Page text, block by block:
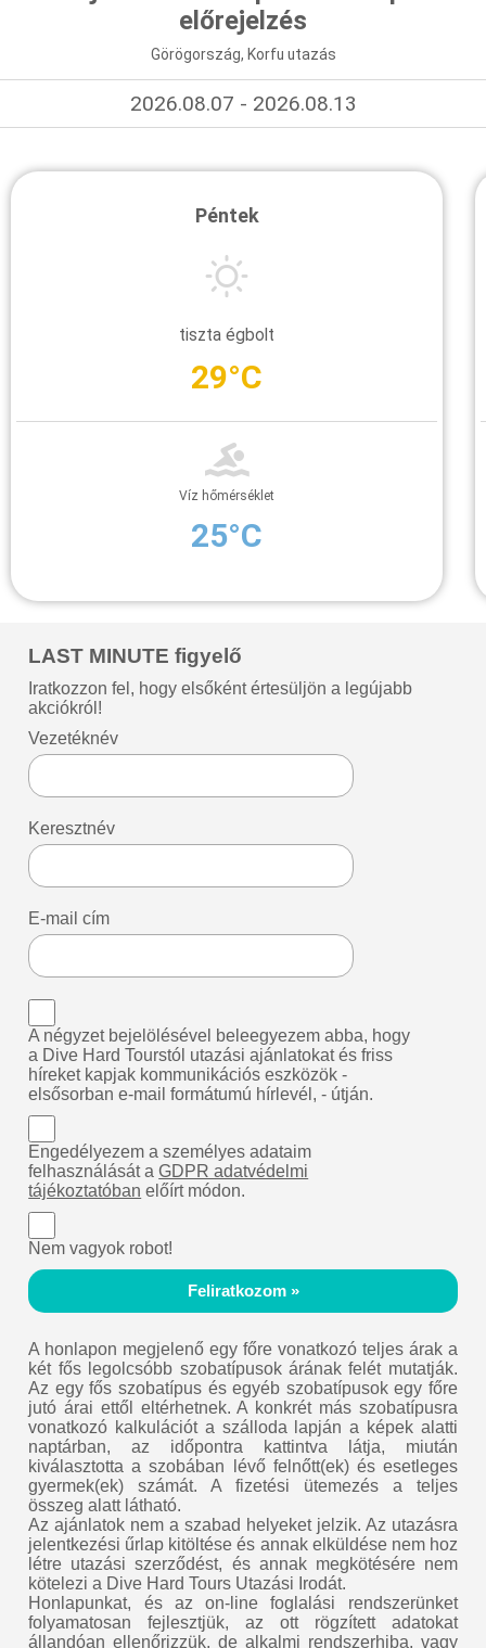
előrejelzés
Görögország, Korfu utazás
2026.08.07 - 2026.08.13
Péntek
tiszta égbolt
29°C
Víz hőmérséklet
25°C
LAST MINUTE figyelő
Iratkozzon fel, hogy elsőként értesüljön a legújabb
akciókról!
Vezetéknév
Keresztnév
E-mail cím
A négyzet bejelölésével beleegyezem abba, hogy
a Dive Hard Tourstól utazási ajánlatokat és friss
híreket kapjak kommunikációs eszközök -
elsősorban e-mail formátumú hírlevél, - útján.
Engedélyezem a személyes adataim
felhasználását aGDPR adatvédelmi
tájékoztatóban előírt módon.
Nem vagyok robot!
Feliratkozom »
A honlapon megjelenő egy főre vonatkozó teljes árak a
két fős legolcsóbb szobatípusok árának felét mutatják.
Az egy fős szobatípus és egyéb szobatípusok egy főre
jutó árai ettől eltérhetnek. A konkrét más szobatípusra
vonatkozó kalkulációt a szálloda lapján a képek alatti
naptárban, az időpontra kattintva látja, miután
kiválasztotta a szobában lévő felnőtt(ek) és esetleges
gyermek(ek) számát. A fizetési ütemezés a teljes
összeg alatt látható.
Az ajánlatok nem a szabad helyeket jelzik. Az utazásra
jelentkezési űrlap kitöltése és annak elküldése nem hoz
létre utazási szerződést, és annak megkötésére nem
kötelezi a Dive Hard Tours Utazási Irodát.
Honlapunkat, és az on-line foglalási rendszerünket
folyamatosan fejlesztjük, az ott rögzített adatokat
állandóan ellenőrizzük, de alkalmi rendszerhiba, vagy